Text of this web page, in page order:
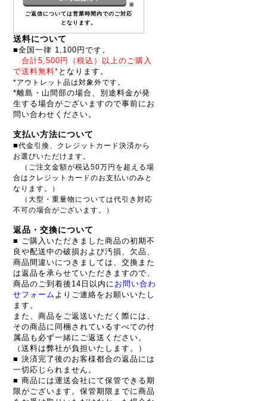
※
ご返信については営業時間内でのご対応
となります。
送料について
■全国一律 1,100円です。
合計5,500円（税込）以上のご購入
で送料無料* となります。
*アウトレット品は対象外です。
*離島・山間部の場合、別途料金が発
生する場合がございますので事前にお
問い合わせください。
支払い方法について
■代金引換、クレジットカード決済から
お選びいただけます。
（ご注文金額が税込50万円を超える場
合はクレジットカードのお支払いのみと
なります。）
（大型・重量物については代引き対応
不可の場合がございます。）
返品・交換について
■ ご購入いただきました商品の初期不
良や配送中の破損および汚損、欠品、
商品間違いにつきましては、交換また
は返品を承らせていただきますので、
商品のご到着後14日以内に お問い合わ
せフォーム よりご連絡をお願いいたし
ます。
また、商品をご返送いただく際には、
その商品に同梱されているすべての付
属品も必ず一緒にご返送ください。
（送料は弊社が負担いたします。）
■ 決済完了後のお客様都合の返品には
一切応じられません。
■ 商品には運送会社にて保管できる期
限がございます。保管期限までに商品